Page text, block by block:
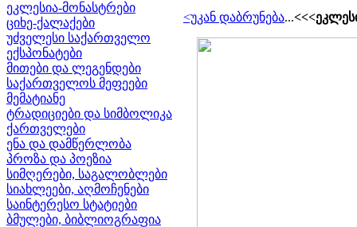
ეკლესია-მონასტრები
ციხე-ქალაქები
უძველესი საქართველო
ექსპონატები
მითები და ლეგენდები
საქართველოს მეფეები
მემატიანე
ტრადიციები და სიმბოლიკა
ქართველები
ენა და დამწერლობა
პროზა და პოეზია
სიმღერები, საგალობლები
სიახლეები, აღმოჩენები
საინტერესო სტატიები
ბმულები, ბიბლიოგრაფია
<უკან დაბრუნება...